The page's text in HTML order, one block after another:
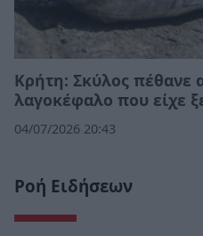
Κρήτη: Σκύλος πέθανε
λαγοκέφαλο που είχε
04/07/2026 20:43
Ροή Ειδήσεων